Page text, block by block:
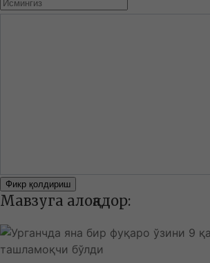
Фикр қолдириш
Мавзуга алоқадор: